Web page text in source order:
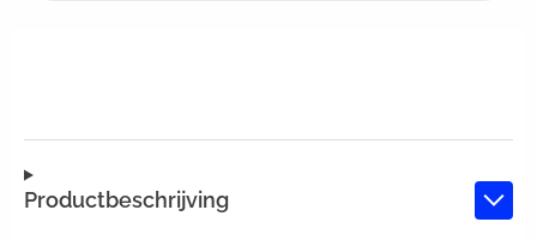
Productbeschrijving